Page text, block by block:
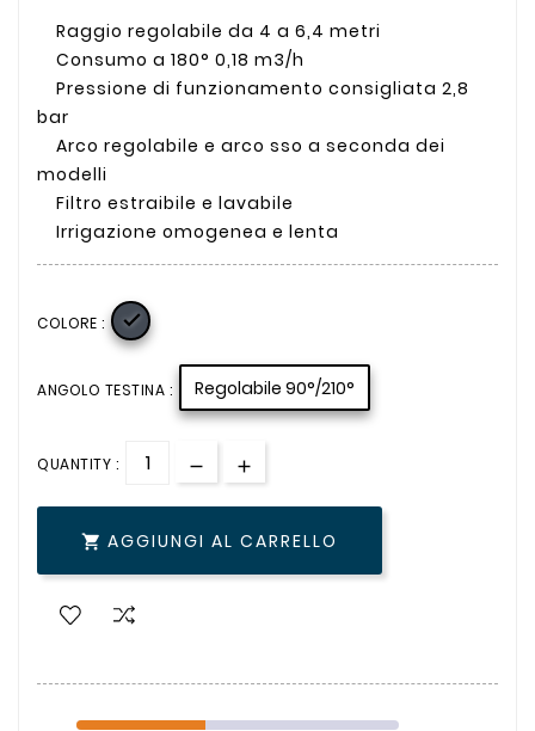
Raggio regolabile da 4 a 6,4 metri
Consumo a 180° 0,18 m3/h
Pressione di funzionamento consigliata 2,8
bar
Arco regolabile e arco sso a seconda dei
modelli
Filtro estraibile e lavabile
Irrigazione omogenea e lenta
COLORE : 
ANGOLO TESTINA : Regolabile 90°/210°
QUANTITY :
 AGGIUNGI AL CARRELLO